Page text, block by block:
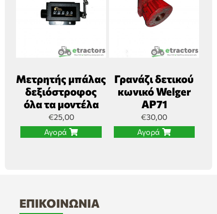
Μετρητής μπάλας
δεξιόστροφος
όλα τα μοντέλα
€25,00
Αγορά
Γρανάζι δετικού
κωνικό Welger
AP71
€30,00
Αγορά
ΕΠΙΚΟΙΝΩΝΊΑ